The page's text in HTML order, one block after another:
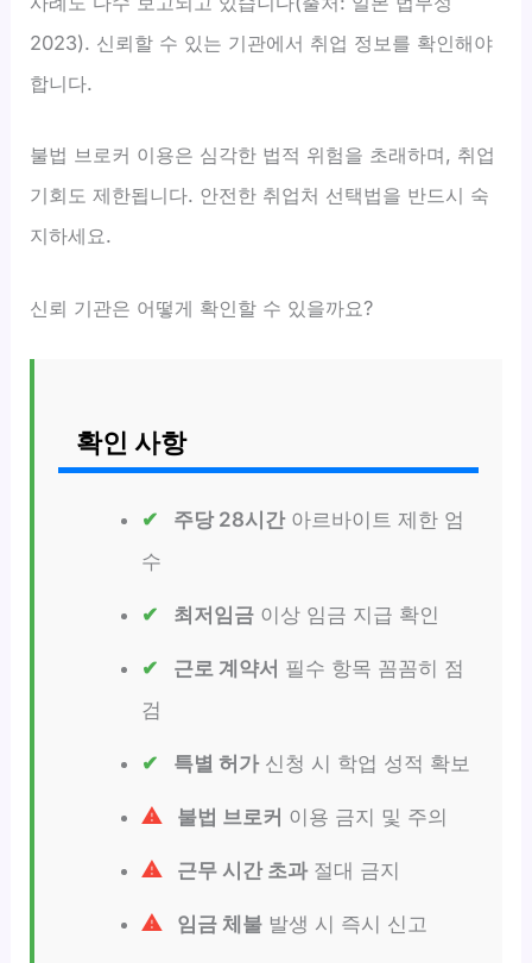
2023). 신뢰할 수 있는 기관에서 취업 정보를 확인해야
합니다.
불법 브로커 이용은 심각한 법적 위험을 초래하며, 취업
기회도 제한됩니다. 안전한 취업처 선택법을 반드시 숙
지하세요.
신뢰 기관은 어떻게 확인할 수 있을까요?
확인 사항
주당 28시간아르바이트 제한 엄
수
최저임금이상 임금 지급 확인
근로 계약서 필수 항목 꼼꼼히 점
검
특별 허가신청 시 학업 성적 확보
불법 브로커 이용 금지 및 주의
근무 시간 초과절대 금지
임금 체불발생 시 즉시 신고